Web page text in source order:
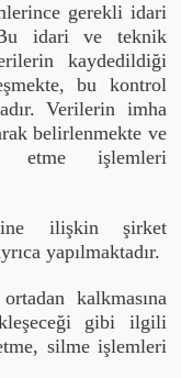
gerekli idari
idari ve teknik
kaydedildiği
bu kontrol
Verilerin imha
belirlenmekte ve
etme işlemleri
ilişkin şirket
yapılmaktadır.
kalkmasına
gibi ilgili
silme işlemleri